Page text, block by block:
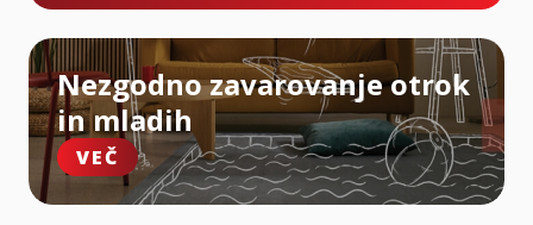
Nezgodno zavarovanje otrok
in mladih
VEČ